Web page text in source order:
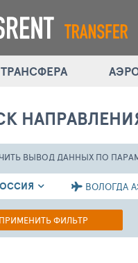
ВЫВОД ДАННЫХ ПО
ВОЛОГДА
ПРИМЕНИТЬ ФИЛЬТР